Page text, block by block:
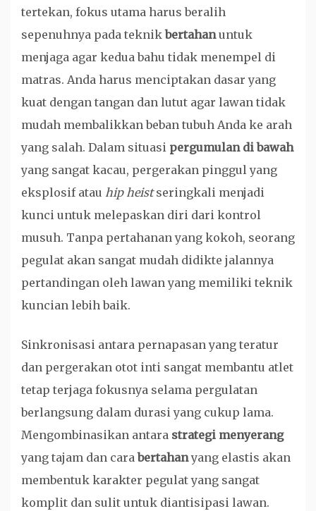
tertekan, fokus utama harus beralih
sepenuhnya pada teknikbertahanuntuk
menjaga agar kedua bahu tidak menempel di
matras. Anda harus menciptakan dasar yang
kuat dengan tangan dan lutut agar lawan tidak
mudah membalikkan beban tubuh Anda ke arah
yang salah. Dalam situasi pergumulan di bawah
yang sangat kacau, pergerakan pinggul yang
eksplosif atau hip heistseringkali menjadi
kunci untuk melepaskan diri dari kontrol
musuh. Tanpa pertahanan yang kokoh, seorang
pegulat akan sangat mudah didikte jalannya
pertandingan oleh lawan yang memiliki teknik
kuncian lebih baik.
Sinkronisasi antara pernapasan yang teratur
dan pergerakan otot inti sangat membantu atlet
tetap terjaga fokusnya selama pergulatan
berlangsung dalam durasi yang cukup lama.
Mengombinasikan antara strategi menyerang
yang tajam dan carabertahanyang elastis akan
membentuk karakter pegulat yang sangat
komplit dan sulit untuk diantisipasi lawan.